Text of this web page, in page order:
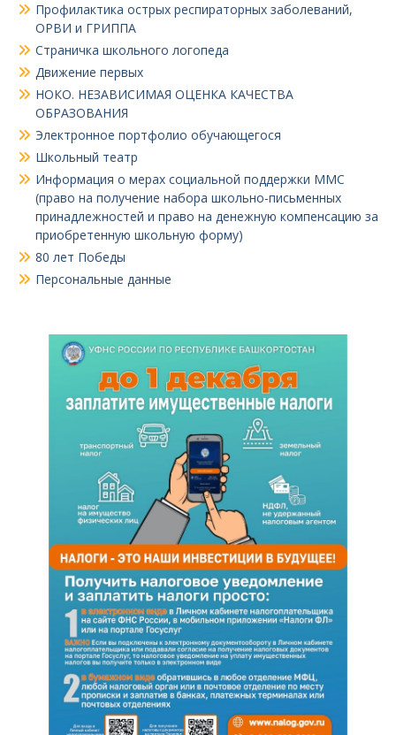
Профилактика острых респираторных заболеваний,
ОРВИ и ГРИППА
Страничка школьного логопеда
Движение первых
НОКО. НЕЗАВИСИМАЯ ОЦЕНКА КАЧЕСТВА
ОБРАЗОВАНИЯ
Электронное портфолио обучающегося
Школьный театр
Информация о мерах социальной поддержки ММС
(право на получение набора школьно-письменных
принадлежностей и право на денежную компенсацию за
приобретенную школьную форму)
80 лет Победы
Персональные данные